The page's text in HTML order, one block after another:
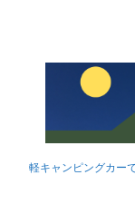
軽キャンピングカー